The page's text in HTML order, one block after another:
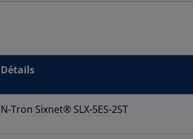
Détails
N-Tron Sixnet® SLX-5ES-2ST